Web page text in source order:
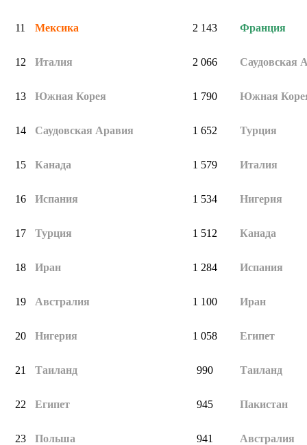
11 Мексика 2 143 Франция
12 Италия 2 066 Саудовская
13 Южная Корея 1 790 Южная
14 Саудовская Аравия 1 652 Турция
15 Канада 1 579 Италия
16 Испания 1 534 Нигерия
17 Турция 1 512 Канада
18 Иран 1 284 Испания
19 Австралия 1 100 Иран
20 Нигерия 1 058 Египет
21 Таиланд 990 Таиланд
22 Египет 945 Пакистан
23 Польша 941 Австралия